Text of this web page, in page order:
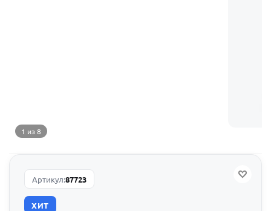
1 из 8
Артикул:87723
ХИТ